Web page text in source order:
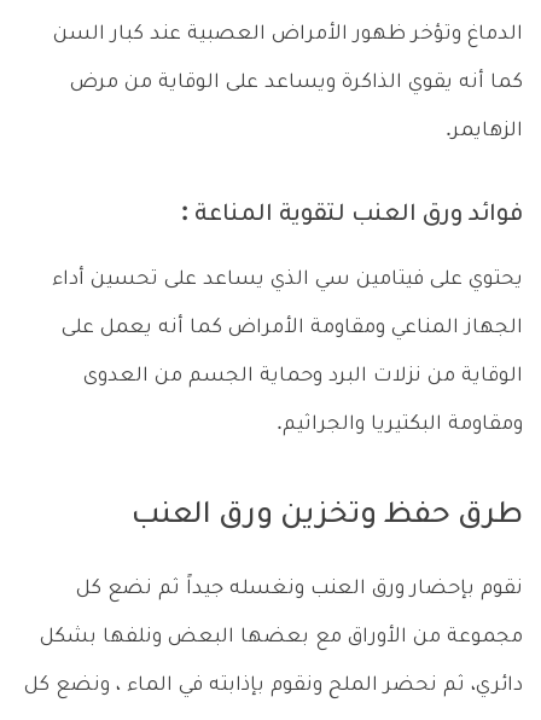
الدماغ وتؤخر ظهور الأمراض العصبية عند كبار السن
كما أنه يقوي الذاكرة ويساعد على الوقاية من مرض
الزهايمر.
فوائد ورق العنب لتقوية المناعة :
يحتوي على فيتامين سي الذي يساعد على تحسين أداء
الجهاز المناعي ومقاومة الأمراض كما أنه يعمل على
الوقاية من نزلات البرد وحماية الجسم من العدوى
ومقاومة البكتيريا والجراثيم.
طرق حفظ وتخزين ورق العنب
نقوم بإحضار ورق العنب ونغسله جيداً ثم نضع كل
مجموعة من الأوراق مع بعضها البعض ونلفها بشكل
دائري، ثم نحضر الملح ونقوم بإذابته في الماء ، ونضع كل